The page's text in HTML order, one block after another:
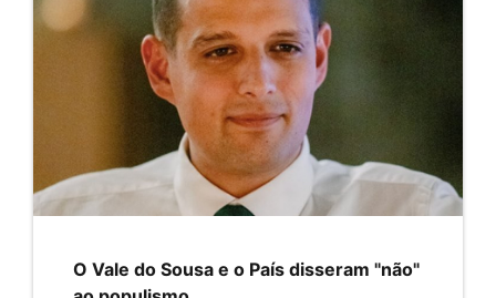
O Vale do Sousa e o País disseram "não"